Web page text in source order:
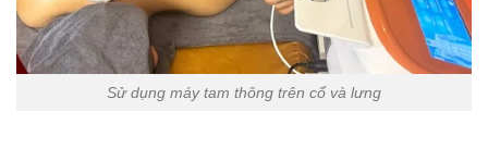
Sử dụng máy tam thông trên cổ và lưng